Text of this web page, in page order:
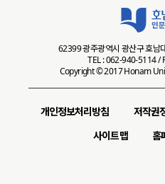
62399 광주광역시 광산구 호남
TEL : 062-940-5114 /
Copyright © 2017 Honam
개인정보처리방침 저작권
사이트맵
홈